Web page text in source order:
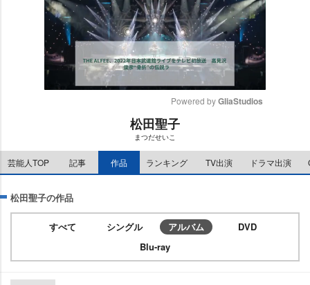
e
Powered by GliaStudios
松田聖子
まつだせいこ
芸能人TOP 記事 作品 ランキング TV出演 ドラマ出演
松田聖子の作品
すべて シングル アルバム
DVD
Blu-ray